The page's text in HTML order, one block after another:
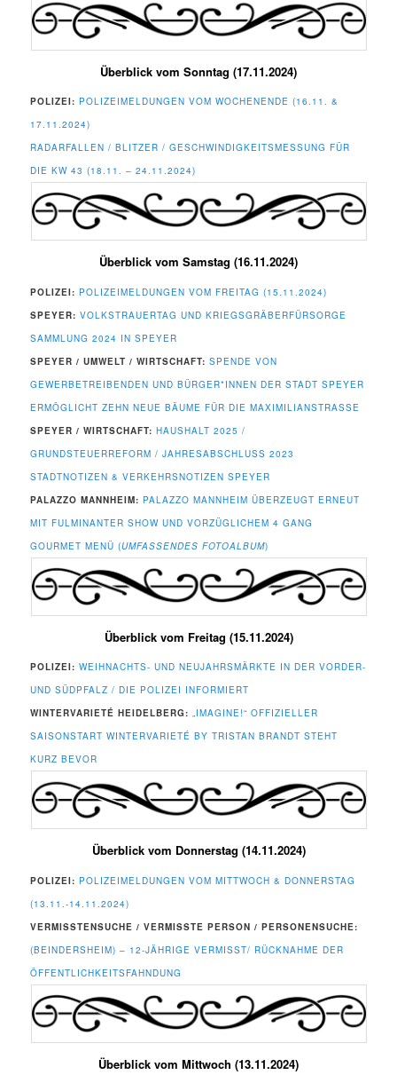
Überblick vom Sonntag (17.11.2024)
POLIZEI: POLIZEIMELDUNGEN VOM WOCHENENDE (16.11. &
17.11.2024)
RADARFALLEN / BLITZER / GESCHWINDIGKEITSMESSUNG FÜR
DIE KW 43 (18.11. – 24.11.2024)
Überblick vom Samstag (16.11.2024)
POLIZEI: POLIZEIMELDUNGEN VOM FREITAG (15.11.2024)
SPEYER:VOLKSTRAUERTAG UND KRIEGSGRÄBERFÜRSORGE
SAMMLUNG 2024 IN SPEYER
SPEYER / UMWELT / WIRTSCHAFT: SPENDE VON
GEWERBETREIBENDEN UND BÜRGER*INNEN DER STADT SPEYER
ERMÖGLICHT ZEHN NEUE BÄUME FÜR DIE MAXIMILIANSTRASSE
SPEYER / WIRTSCHAFT: HAUSHALT 2025 /
GRUNDSTEUERREFORM / JAHRESABSCHLUSS 2023
STADTNOTIZEN & VERKEHRSNOTIZEN SPEYER
PALAZZO MANNHEIM: PALAZZO MANNHEIM ÜBERZEUGT ERNEUT
MIT FULMINANTER SHOW UND VORZÜGLICHEM 4 GANG
GOURMET MENÜ (UMFASSENDES FOTOALBUM)
Überblick vom Freitag (15.11.2024)
POLIZEI: WEIHNACHTS- UND NEUJAHRSMÄRKTE IN DER VORDER-
UND SÜDPFALZ / DIE POLIZEI INFORMIERT
WINTERVARIETÉ HEIDELBERG: „IMAGINE!“ OFFIZIELLER
SAISONSTART WINTERVARIETÉ BY TRISTAN BRANDT STEHT
KURZ BEVOR
Überblick vom Donnerstag (14.11.2024)
POLIZEI: POLIZEIMELDUNGEN VOM MITTWOCH & DONNERSTAG
(13.11.-14.11.2024)
VERMISSTENSUCHE / VERMISSTE PERSON / PERSONENSUCHE:
(BEINDERSHEIM) – 12-JÄHRIGE VERMISST/ RÜCKNAHME DER
ÖFFENTLICHKEITSFAHNDUNG
Überblick vom Mittwoch (13.11.2024)